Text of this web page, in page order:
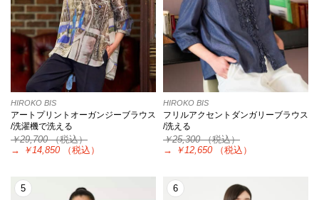
HIROKO BIS
アートプリントオーガンジーブラウス
/洗濯機で洗える
￥29,700（税込）
→
￥14,850 （税込）
HIROKO BIS
フリルアクセントダンガリーブラウス
/洗える
￥25,300（税込）
→
￥12,650 （税込）
5 6